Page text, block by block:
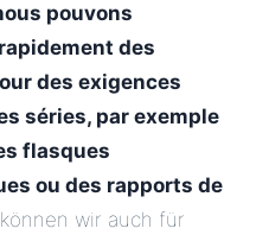
pouvons
des
des exigences
séries, par exemple
flasques
ou des rapports de
können wir auch für